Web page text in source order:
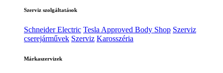
Szerviz szolgáltatások
Schneider Electric Tesla Approved Body Shop Szerviz
cserejárművek Szerviz Karosszéria
Márkaszervizek